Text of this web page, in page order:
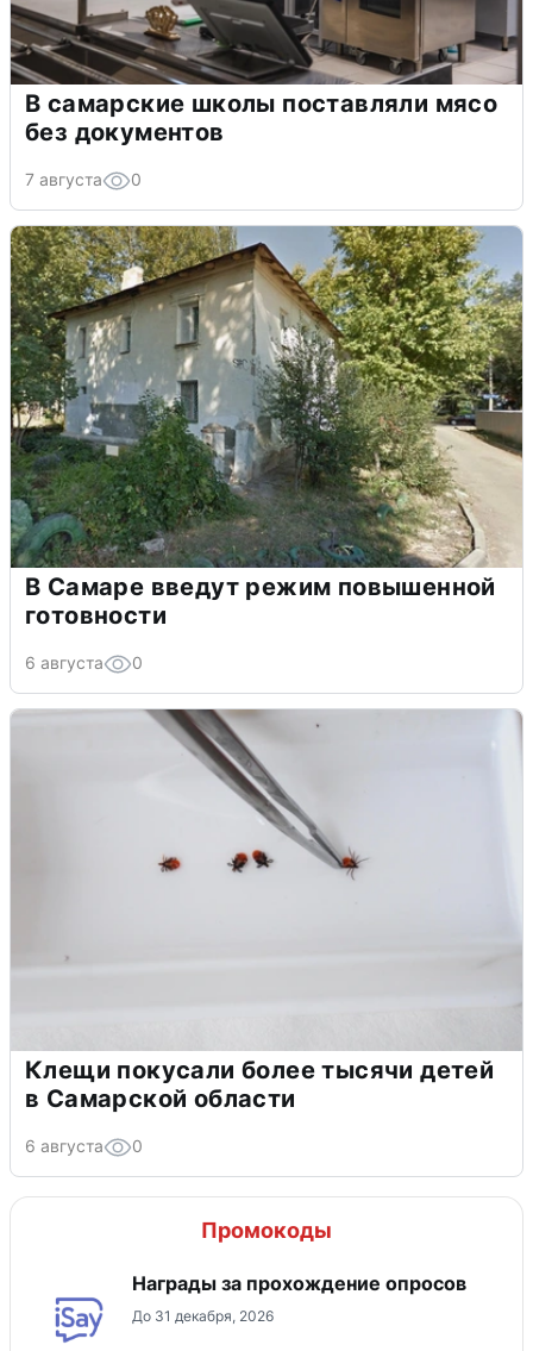
В самарские школы поставляли мясо
без документов
7 августа 0
В Самаре введут режим повышенной
готовности
6 августа 0
Клещи покусали более тысячи детей
в Самарской области
6 августа 0
Промокоды
Награды за прохождение опросов
До 31 декабря, 2026